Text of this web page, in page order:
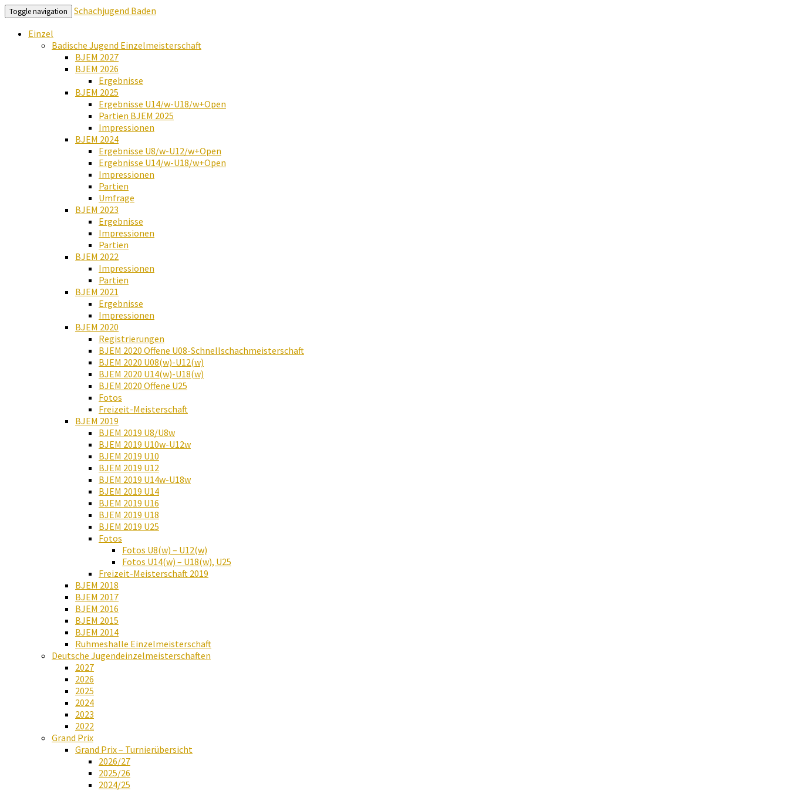
Toggle navigation
Schachjugend Baden
Einzel
Badische Jugend Einzelmeisterschaft
BJEM 2027
BJEM 2026
Ergebnisse
BJEM 2025
Ergebnisse U14/w-U18/w+Open
Partien BJEM 2025
Impressionen
BJEM 2024
Ergebnisse U8/w-U12/w+Open
Ergebnisse U14/w-U18/w+Open
Impressionen
Partien
Umfrage
BJEM 2023
Ergebnisse
Impressionen
Partien
BJEM 2022
Impressionen
Partien
BJEM 2021
Ergebnisse
Impressionen
BJEM 2020
Registrierungen
BJEM 2020 Offene U08-Schnellschachmeisterschaft
BJEM 2020 U08(w)-U12(w)
BJEM 2020 U14(w)-U18(w)
BJEM 2020 Offene U25
Fotos
Freizeit-Meisterschaft
BJEM 2019
BJEM 2019 U8/U8w
BJEM 2019 U10w-U12w
BJEM 2019 U10
BJEM 2019 U12
BJEM 2019 U14w-U18w
BJEM 2019 U14
BJEM 2019 U16
BJEM 2019 U18
BJEM 2019 U25
Fotos
Fotos U8(w) – U12(w)
Fotos U14(w) – U18(w), U25
Freizeit-Meisterschaft 2019
BJEM 2018
BJEM 2017
BJEM 2016
BJEM 2015
BJEM 2014
Ruhmeshalle Einzelmeisterschaft
Deutsche Jugendeinzelmeisterschaften
2027
2026
2025
2024
2023
2022
Grand Prix
Grand Prix – Turnierübersicht
2026/27
2025/26
2024/25